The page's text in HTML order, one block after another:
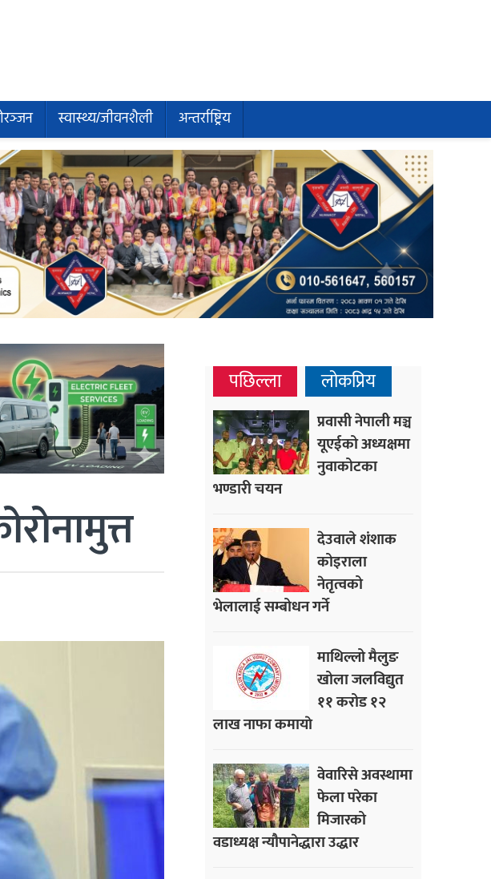
स्वास्थ्य/जीवनशैली अन्तर्राष्ट्रिय
पछिल्ला लोकप्रिय
प्रवासी नेपाली मञ्च
यूएईको अध्यक्षमा
नुवाकोटका
भण्डारी चयन
देउवाले शंशाक
कोइराला
नेतृत्वको
भेलालाई सम्बोधन गर्ने
माथिल्लो मैलुङ
खोला जलविद्युत
११ करोड १२
लाख नाफा कमायाे
वेवारिसे अवस्थामा
फेला परेका
मिजारको
वडाध्यक्ष न्यौपानेद्धारा उद्धार